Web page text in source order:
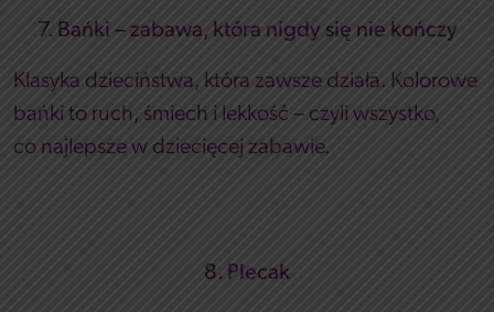
7. Bańki – zabawa, która nigdy się nie kończy
Klasyka dzieciństwa, która zawsze działa. Kolorowe
bańki to ruch, śmiech i lekkość – czyli wszystko,
co najlepsze w dziecięcej zabawie.
8. Plecak